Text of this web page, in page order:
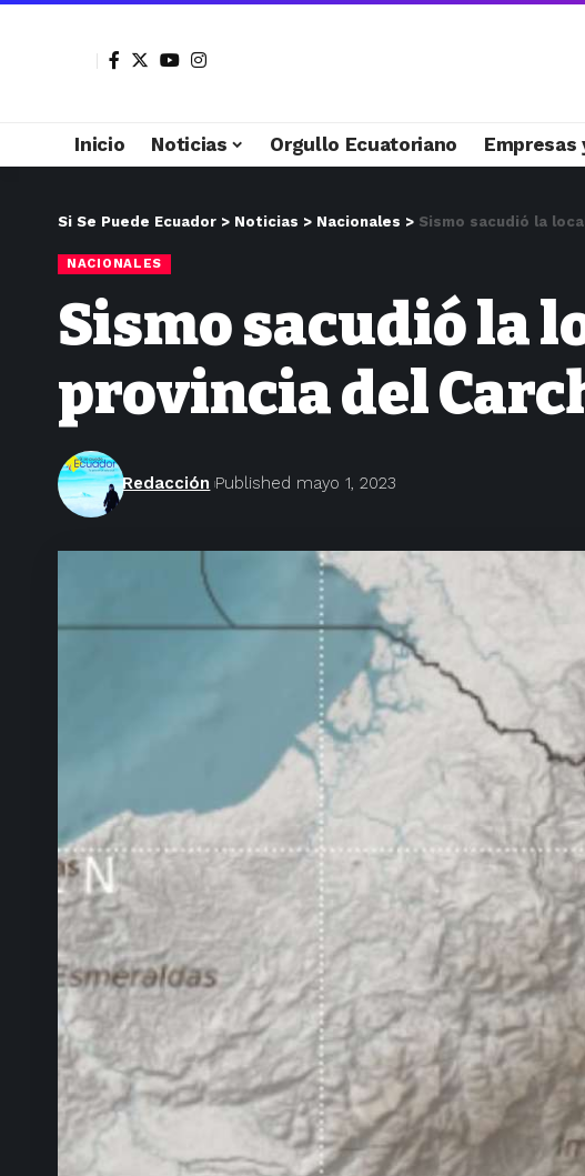
Inicio Noticias Orgullo Ecuatoriano Empresas
Si Se Puede Ecuador > Noticias > Nacionales > Sismo sacudió la
NACIONALES
Sismo sacudió la
provincia del
Redacción Published mayo 1, 2023